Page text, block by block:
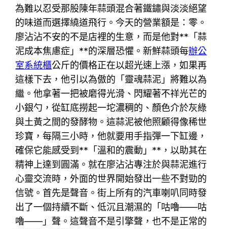
為難以忍受那股陳年蒜頭混合著鐵鏽與淡淡絕望
的味道而選擇繞道飛行。今天的營業額是：零。
廖沾沾不安的不是店裡的生意，而是他對**「蒜
泥成本焦慮症」**的深層恐懼。新鮮蒜頭每辦公
室系統櫃公斤的價格正在以超光速上漲，如果再
這樣下去，他引以為傲的「靈魂蒜泥」將難以為
繼。他拿著一把被磨得光滑、閃耀著不祥光芒的
小銀勺，從缸底撈起一坨濃稠的、顏色介於灰綠
與土黃之間的發酵物。這蒜泥被他照顧得像稀世
珍寶，每隔三小時，他就要用手指彈一下缸邊，
確保它能感受到**「溫和的震動」**，以助其在
精神上達到圓滿。就在廖沾沾專注於與蒜泥進行
心靈交流時，外面的世界開始發出一些不對勁的
信號。首先是聲音。街上所有的汽車喇叭同時發
出了一個持續不斷、低沉且潮濕的「咕嚕——咕
嚕——」聲。這聲音不是引擎聲，也不是正常的